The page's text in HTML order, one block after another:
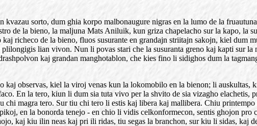
kvazau sorto, dum ghia korpo malbonaugure nigras en la lumo de la
de la bieno, la maljuna Mats Aniluik, kun griza chapelacho sur la kapo, la
richeco de la bieno, fluos susurante en grandajn striitajn sakojn, kiel dum
lian vivon. Nun li povas stari che la susuranta greno kaj kapti sur
kaj grandan manghotablon, che kies fino li sidighos dum la
kaj observas, kiel la viroj venas kun la lokomobilo en la bienon; li auskultas,
En la tero, kiun li dum sia tuta vivo per la shvito de sia vizagho elachetis,
chi magra tero. Sur tiu chi tero li estis kaj libera kaj mallibera. Chiu
en la bonorda tenejo - en chio li vidis celkonformecon, sentis ghojon pro
kaj kiu ilin neas kaj pri ili ridas, tiu segas la branchon, sur kiu li sidas, kaj